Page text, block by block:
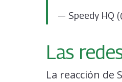
— Speedy HQ
Las
La reacción de